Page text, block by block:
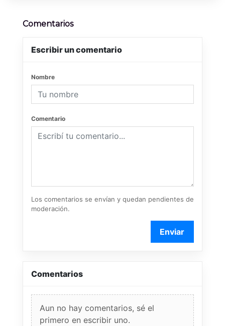
Comentarios
Escribir un comentario
Nombre
Comentario
Los comentarios se envían y quedan pendientes de
moderación.
Enviar
Comentarios
Aun no hay comentarios, sé el
primero en escribir uno.